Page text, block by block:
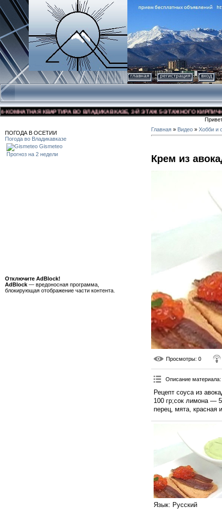
главная регистрация вход
КВАРТИРА ВО ВЛАДИКАВКАЗЕ, 3-Й ЭТАЖ 5-ЭТАЖНОГО
ПОГОДА В ОСЕТИИ
Погода во Владикавказе
Gismeteo
Прогноз на 2 недели
Отключите AdBlock!
AdBlock — вредоносная программа,
блокирующая отображение части контента.
Главная » Видео » Хобби и
Крем из
Просмотры: 0
Описание материала:
Рецепт соуса из
100 гр;сок лимона —
перец, мята, красная
Язык: Русский